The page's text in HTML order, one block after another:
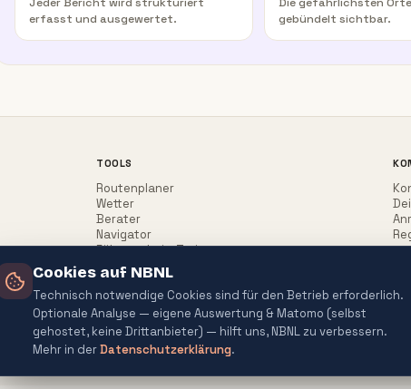
Jeder Bericht wird strukturiert
erfasst und ausgewertet.
Die gefährlichsten
gebündelt sichtbar.
TOOLS
Routenplaner
Wetter
Berater
Navigator
Führerschein-Trainer
reserved.
(Verordnung (EU) 2024/1689) · Alle Texte redaktionell geprüft
Cookies auf NBNL
Technisch notwendige Cookies sind für den Betrieb erforderlich.
Optionale Analyse — eigene Auswertung & Matomo (selbst
gehostet, keine Drittanbieter) — hilft uns, NBNL zu verbessern.
Mehr in derDatenschutzerklärung.